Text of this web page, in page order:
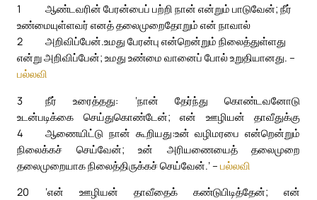
1
ஆண்டவரின் பேரன்பைப் பற்றி நான் என்றும் பாடுவேன்; நீர்
உண்மையுள்ளவர் எனத் தலைமுறைதோறும் என் நாவால்
அறிவிப்பேன்.
2
உமது பேரன்பு என்றென்றும் நிலைத்துள்ளது
என்று அறிவிப்பேன்; உமது உண்மை வானைப் போல் உறுதியானது. –
பல்லவி
3
நீர் உரைத்தது: ‘நான் தேர்ந்து கொண்டவனோடு
உடன்படிக்கை செய்துகொண்டேன்; என் ஊழியன் தாவீதுக்கு
ஆணையிட்டு நான் கூறியது:
4
உன் வழிமரபை என்றென்றும்
நிலைக்கச் செய்வேன்; உன் அரியணையைத் தலைமுறை
தலைமுறையாக நிலைத்திருக்கச் செய்வேன்.’ – பல்லவி
20
‘என் ஊழியன் தாவீதைக் கண்டுபிடித்தேன்; என்